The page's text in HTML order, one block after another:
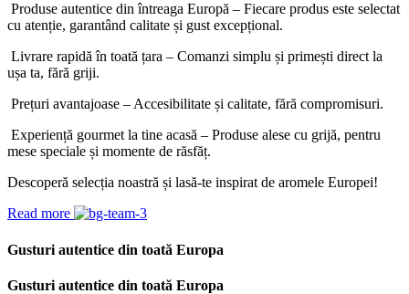
Produse autentice din întreaga Europă – Fiecare produs este selectat
cu atenție, garantând calitate și gust excepțional.
Livrare rapidă în toată țara – Comanzi simplu și primești direct la
ușa ta, fără griji.
Prețuri avantajoase – Accesibilitate și calitate, fără compromisuri.
Experiență gourmet la tine acasă – Produse alese cu grijă, pentru
mese speciale și momente de răsfăț.
Descoperă selecția noastră și lasă-te inspirat de aromele Europei!
Read more
Gusturi autentice din toată Europa
Gusturi autentice din toată Europa